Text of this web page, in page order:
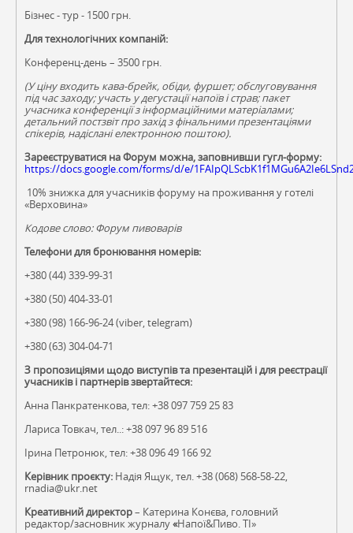
Бізнес - тур - 1500 грн.
Для технологічних компаній:
Конференц-день – 3500 грн.
(У ціну входить кава-брейк, обіди, фуршет; обслуговування
під час заходу; участь у дегустації напоїв і страв; пакет
учасника конференції з інформаційними матеріалами;
детальний постзвіт про захід з фінальними презентаціями
спікерів, надіслані електронною поштою).
Зареєструватися на Форум можна, заповнивши гугл-форму:
https://docs.google.com/forms/d/e/
10% знижка для учасників форуму на проживання у готелі
«Верховина»
Кодове слово: Форум пивоварів
Телефони для бронювання номерів:
+380 (44) 339-99-31
+380 (50) 404-33-01
+380 (98) 166-96-24 (viber,telegram)
+380 (63) 304-04-71
З пропозиціями щодо виступів та презентацій і для реєстрації
учасників і партнерів звертайтеся:
Анна Панкратенкова, тел: +38 097 759 25 83
Лариса Товкач, тел..: +38 097 96 89 516
Ірина Петронюк, тел: +38 096 49 166 92
Керівник проєкту: Надія Ящук, тел. +38 (068) 568-58-22,
rnadia@ukr.net
Креативний директор– Катерина Конєва, головний
редактор/засновник журналу«Напої&Пиво. ТІ»